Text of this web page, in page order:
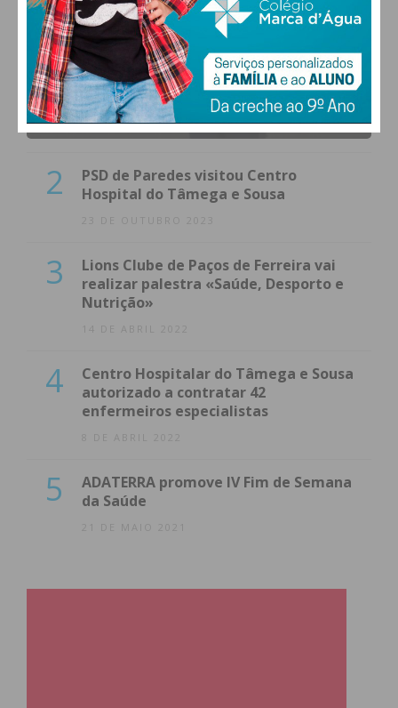
1
(VÍDEO) Carlos Alberto Silva vê
Unidade Local de Saúde como uma
oportunidade
23 DE NOVEMBRO 2023
2
PSD de Paredes visitou Centro
Hospital do Tâmega e Sousa
23 DE OUTUBRO 2023
3
Lions Clube de Paços de Ferreira vai
realizar palestra «Saúde, Desporto e
Nutrição»
14 DE ABRIL 2022
4
Centro Hospitalar do Tâmega e Sousa
autorizado a contratar 42
enfermeiros especialistas
8 DE ABRIL 2022
5
ADATERRA promove IV Fim de Semana
da Saúde
21 DE MAIO 2021